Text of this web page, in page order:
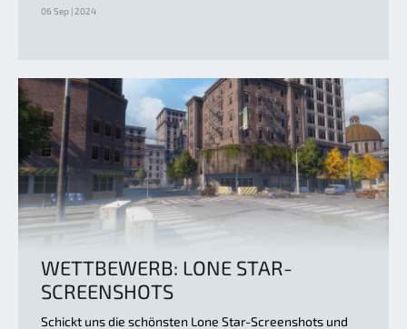
06 Sep | 2024
WETTBEWERB: LONE STAR-
SCREENSHOTS
Schickt uns die schönsten Lone Star-Screenshots und